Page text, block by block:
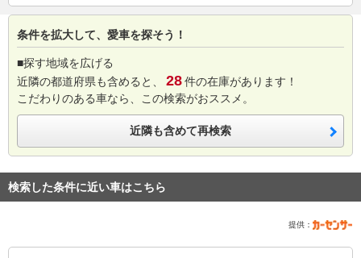
条件を拡大して、愛車を探そう！
■探す地域を広げる
近隣の都道府県も含めると、
28件の在庫があります！
こだわりのある車なら、この検索がおススメ。
近隣も含めて再検索
検索した条件に近い車はこちら
提供：